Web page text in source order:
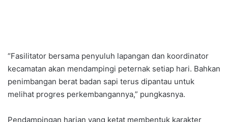
“Fasilitator bersama penyuluh lapangan dan koordinator
kecamatan akan mendampingi peternak setiap hari. Bahkan
penimbangan berat badan sapi terus dipantau untuk
melihat progres perkembangannya,” pungkasnya.
Pendampingan harian yang ketat membentuk karakter